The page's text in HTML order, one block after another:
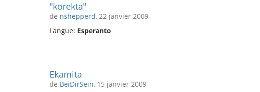
"korekta"
de nshepperd, 22 janvier 2009
Langue: Esperanto
Ekamita
de BeiDirSein, 15 janvier 2009